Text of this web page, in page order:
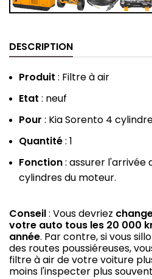
DESCRIPTION
Produit : Filtre à air
Etat : neuf
Pour : Kia Sorento 4
Quantité: 1
Fonction: assurer l'arrivée
cylindres du moteur.
Conseil: Vous devriez
votre auto tous les 20 000
année. Par contre, si vous
des routes poussiéreuses,
filtre à air de votre voiture
moins l'inspecter plus